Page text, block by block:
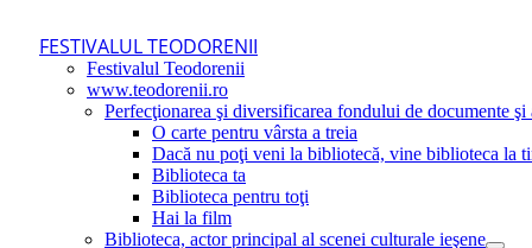
FESTIVALUL TEODORENII
Festivalul Teodorenii
www.teodorenii.ro
Perfecţionarea şi diversificarea fondului de documente
O carte pentru vârsta a treia
Dacă nu poţi veni la bibliotecă, vine biblioteca la
Biblioteca ta
Biblioteca pentru toţi
Hai la film
Biblioteca, actor principal al scenei culturale ieşene